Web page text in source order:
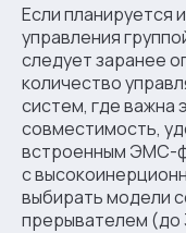
Если планируется
управления
следует заранее
количество
систем, где важна
совместимость,
встроенным ЭМС-
с
выбирать модели
прерывателем (до